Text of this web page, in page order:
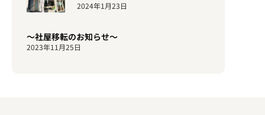
2024年1月23日
〜社屋移転のお知らせ〜
2023年11月25日